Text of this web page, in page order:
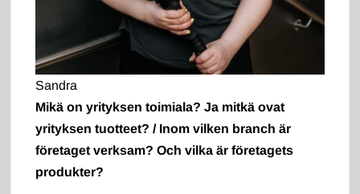
Sandra
Mikä on yrityksen toimiala? Ja mitkä ovat
yrityksen tuotteet? / Inom vilken branch är
företaget verksam? Och vilka är företagets
produkter?